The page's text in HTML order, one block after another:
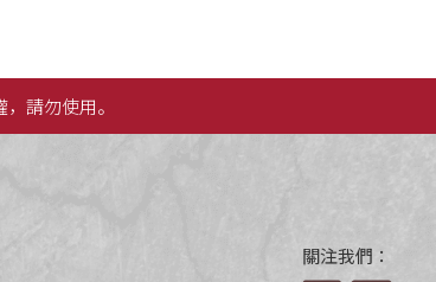
請勿使用。
關注我們：